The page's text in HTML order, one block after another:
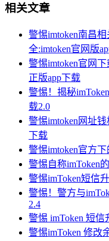
相关文章
警惕imtoken南昌
全:imtoken官网版
警惕imtoken官网下
正版app下载
警惕！揭秘
载2.0
警惕imtoken网址
下载
警惕imtoken官方
警惕自称imToken
警惕imToken短信
警惕！警方与
2.4
警惕 imToken 短
警惕imToken 修改